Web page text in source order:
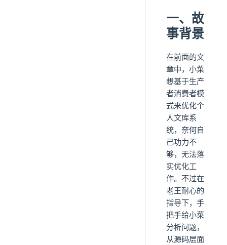
一、故
事背景
在前面的文
章中，小菜
想基于生产
者消费者模
式来优化个
人文库系
统，奈何自
己功力不
够，无法落
实优化工
作。不过在
老王耐心的
指导下，手
把手给小菜
分析问题，
从源码层面